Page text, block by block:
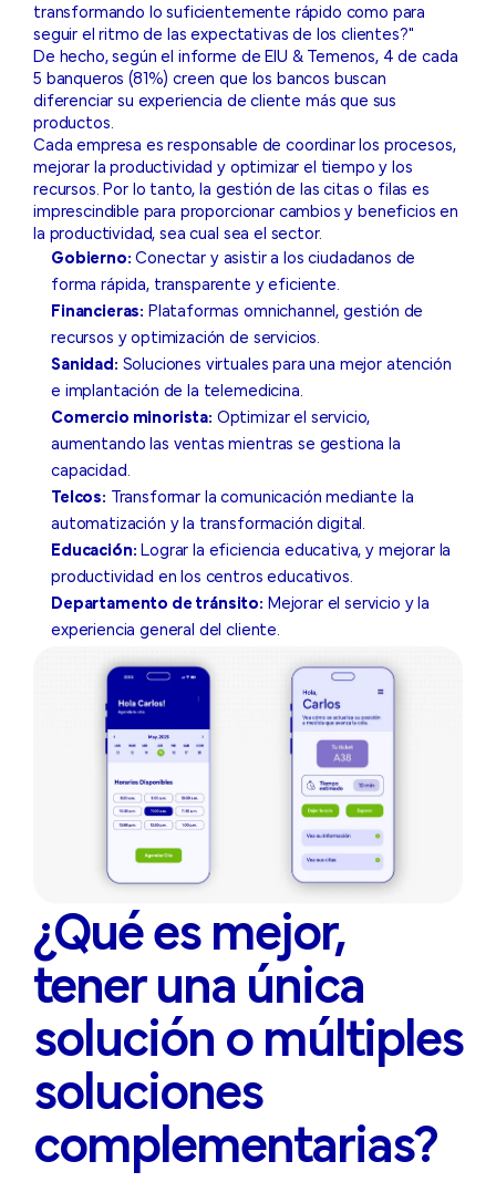
transformando lo suficientemente rápido como para
seguir el ritmo de las expectativas de los clientes?"
De hecho, según el informe de EIU & Temenos, 4 de cada
5 banqueros (81%) creen que los bancos buscan
diferenciar su experiencia de cliente más que sus
productos.
Cada empresa es responsable de coordinar los procesos,
mejorar la productividad y optimizar el tiempo y los
recursos. Por lo tanto, la gestión de las citas o filas es
imprescindible para proporcionar cambios y beneficios en
la productividad, sea cual sea el sector.
Gobierno: Conectar y asistir a los ciudadanos de
forma rápida, transparente y eficiente.
Financieras: Plataformas omnichannel, gestión de
recursos y optimización de servicios.
Sanidad: Soluciones virtuales para una mejor atención
e implantación de la telemedicina.
Comercio minorista: Optimizar el servicio,
aumentando las ventas mientras se gestiona la
capacidad.
Telcos: Transformar la comunicación mediante la
automatización y la transformación digital.
Educación: Lograr la eficiencia educativa, y mejorar la
productividad en los centros educativos.
Departamento de tránsito: Mejorar el servicio y la
experiencia general del cliente.
¿Qué es mejor,
tener una única
solución o múltiples
soluciones
complementarias?